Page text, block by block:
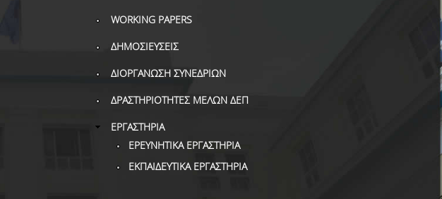
WORKING PAPERS
ΔΗΜΟΣΙΕΥΣΕΙΣ
ΔΙΟΡΓΑΝΩΣΗ ΣΥΝΕΔΡΙΩΝ
ΔΡΑΣΤΗΡΙΟΤΗΤΕΣ ΜΕΛΩΝ ΔΕΠ
ΕΡΓΑΣΤΗΡΙΑ
ΕΡΕΥΝΗΤΙΚΑ ΕΡΓΑΣΤΗΡΙΑ
ΕΚΠΑΙΔΕΥΤΙΚΑ ΕΡΓΑΣΤΗΡΙΑ